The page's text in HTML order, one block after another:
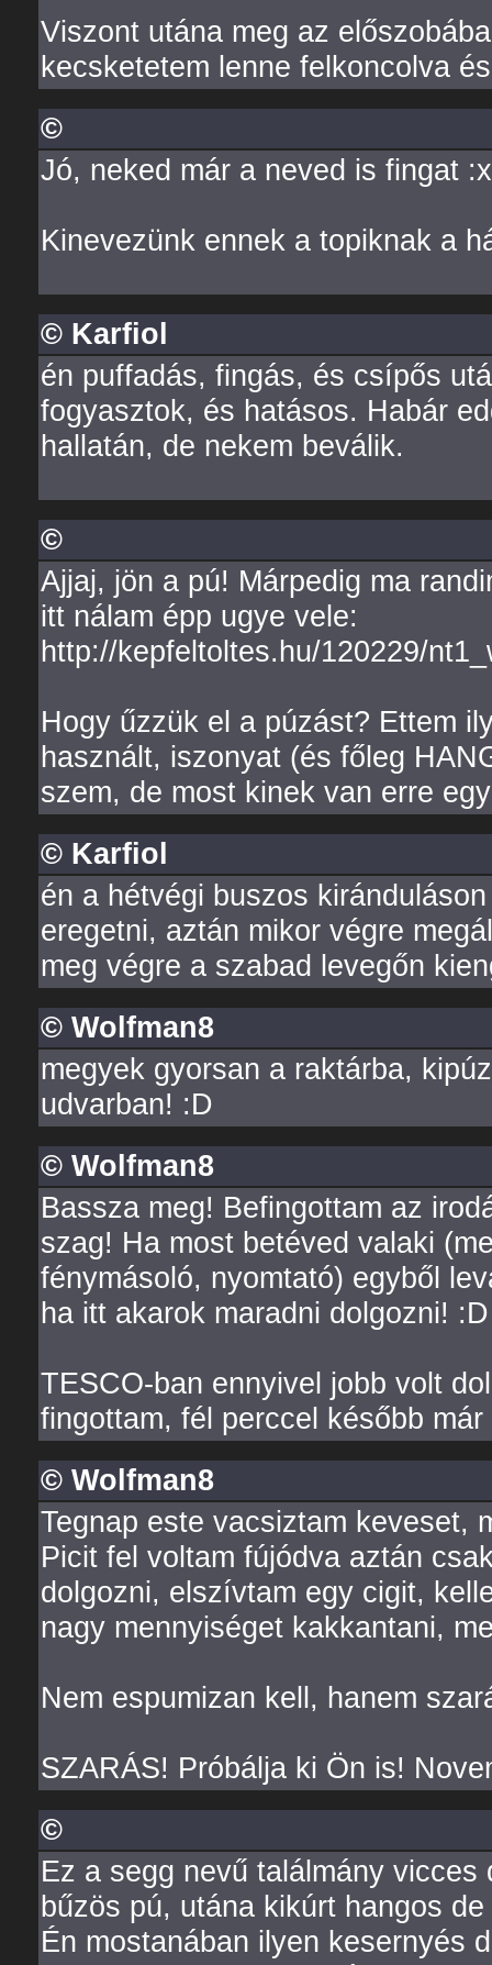
Viszont utána meg az
kecsketetem lenne felkoncolva
©
Jó, neked már a neved is fingat
Kinevezünk ennek a topiknak a
© Karfiol
én puffadás, fingás, és csípős
fogyasztok, és hatásos. Habár
hallatán, de nekem beválik.
©
Ajjaj, jön a pú! Márpedig ma
itt nálam épp ugye vele:
http://kepfeltoltes.hu/120229/
Hogy űzzük el a púzást? Ettem
használt, iszonyat (és főleg
szem, de most kinek van erre
© Karfiol
én a hétvégi buszos
eregetni, aztán mikor végre
meg végre a szabad levegőn
© Wolfman8
megyek gyorsan a raktárba,
udvarban! :D
© Wolfman8
Bassza meg! Befingottam az
szag! Ha most betéved valaki
fénymásoló, nyomtató) egyből
ha itt akarok maradni dolgozni! :D
TESCO-ban ennyivel jobb volt
fingottam, fél perccel később
© Wolfman8
Tegnap este vacsiztam keveset,
Picit fel voltam fújódva aztán
dolgozni, elszívtam egy cigit,
nagy mennyiséget kakkantani,
Nem espumizan kell, hanem
SZARÁS! Próbálja ki Ön is!
©
Ez a segg nevű találmány
bűzös pú, utána kikúrt hangos
Én mostanában ilyen kesernyés